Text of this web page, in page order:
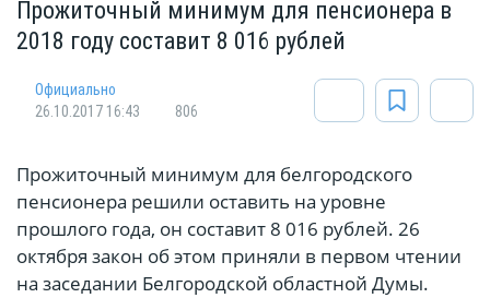
Прожиточный минимум для пенсионера в
2018 году составит 8 016 рублей
Официально
26.10.2017 16:43
806
Прожиточный минимум для белгородского
пенсионера решили оставить на уровне
прошлого года, он составит 8 016 рублей. 26
октября закон об этом приняли в первом чтении
на заседании Белгородской областной Думы.